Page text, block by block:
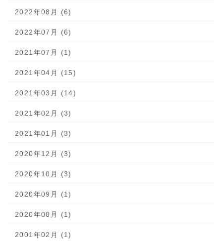
2022年08月 (6)
2022年07月 (6)
2021年07月 (1)
2021年04月 (15)
2021年03月 (14)
2021年02月 (3)
2021年01月 (3)
2020年12月 (3)
2020年10月 (3)
2020年09月 (1)
2020年08月 (1)
2001年02月 (1)